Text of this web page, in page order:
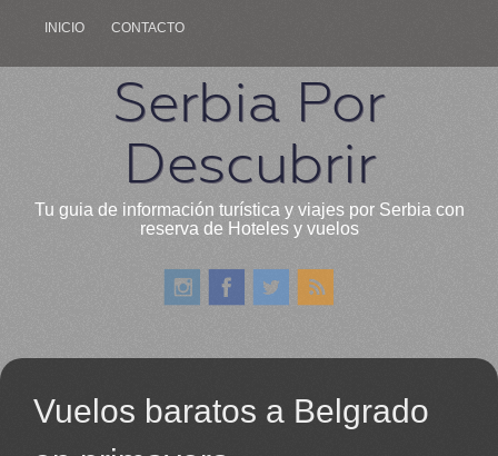
INICIO CONTACTO
Serbia Por
Descubrir
Tu guia de información turística y viajes por Serbia con
reserva de Hoteles y vuelos
Vuelos baratos a Belgrado